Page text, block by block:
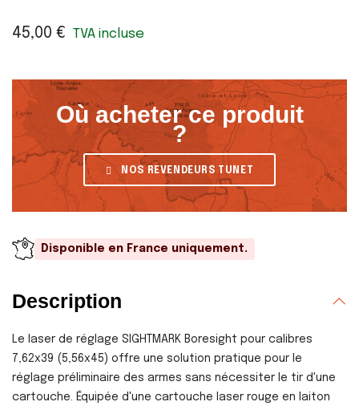
45,00 € TVA incluse
Où acheter ce produit
?
NOS REVENDEURS TUNET
Disponible en France uniquement.
Description
Le laser de réglage SIGHTMARK Boresight pour calibres
7,62x39 (5,56x45) offre une solution pratique pour le
réglage préliminaire des armes sans nécessiter le tir d'une
cartouche. Équipée d'une cartouche laser rouge en laiton